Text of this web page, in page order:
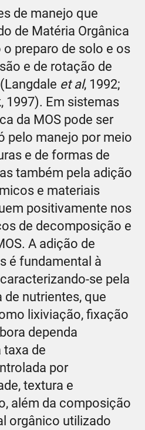
de manejo que
de Matéria Orgânica
preparo de solo e os
e de rotação de
et al, 1992;
1997). Em sistemas
da MOS pode ser
pelo manejo por meio
e de formas de
também pela adição
e materiais
positivamente nos
de decomposição e
A adição de
é fundamental à
se pela
de nutrientes, que
lixiviação, fixação
dependa
taxa de
por
textura e
além da composição
orgânico utilizado